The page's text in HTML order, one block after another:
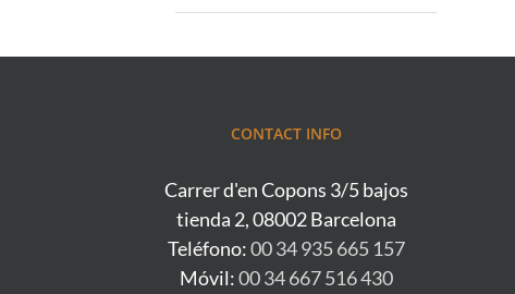
CONTACT INFO
Carrer d'en Copons 3/5 bajos
tienda 2, 08002 Barcelona
Teléfono:00 34 935 665 157
Móvil:00 34 667 516 430